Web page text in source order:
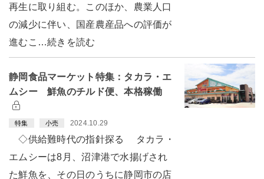
再生に取り組む。このほか、農業人口
の減少に伴い、国産農産品への評価が
進むこ…続きを読む
静岡食品マーケット特集：タカラ・エ
ムシー 鮮魚のチルド便、本格稼働
特集 小売 2024.10.29
◇供給難時代の指針探る タカラ・
エムシーは8月、沼津港で水揚げされ
た鮮魚を、その日のうちに静岡市の店